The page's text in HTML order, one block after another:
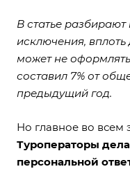
В статье
исключения, вплоть
может не
составил 7% от
предыдущий год.
Но главное во всем
Туроператоры
персональной